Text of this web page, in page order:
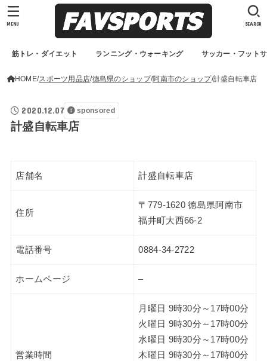
筋トレ・ダイエット ランニング・ウォーキング サッカー・フット
SEARCH
MENU
HOME スポーツ用品店 徳島県のショップ 阿南市のショップ 計盛自転車店
2020.12.07 sponsored
計盛自転車店
店舗名 計盛自転車店
住所
〒779-1620 徳島県阿南市
福井町大西66-2
電話番号 0884-34-2722
ホームページ –
営業時間
月曜日 9時30分～17時00分
火曜日 9時30分～17時00分
水曜日 9時30分～17時00分
木曜日 9時30分～17時00分